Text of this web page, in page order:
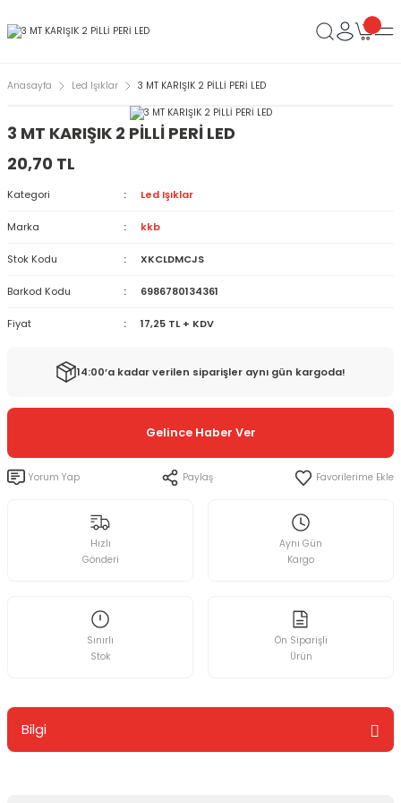
Anasayfa Led Işıklar 3 MT KARIŞIK 2 PİLLİ PERİ LED
3 MT KARIŞIK 2 PİLLİ PERİ LED
20,70 TL
Kategori Led Işıklar
Marka kkb
Stok Kodu XKCLDMCJS
Barkod Kodu 6986780134361
Fiyat 17,25 TL + KDV
14:00’a kadar verilen siparişler aynı gün kargoda!
Gelince Haber Ver
Yorum Yap Paylaş
Hızlı
Gönderi
Aynı Gün
Kargo
Sınırlı
Stok
Ön Siparişli
Ürün
Bilgi